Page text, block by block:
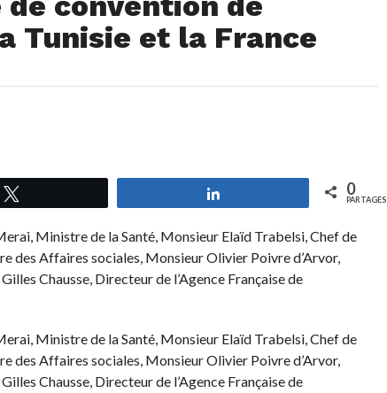
Tunisie et la France
0
PARTAGES
Ministre de la Santé, Monsieur Elaïd Trabelsi, Chef de
des Affaires sociales, Monsieur Olivier Poivre d’Arvor,
Chausse, Directeur de l’Agence Française de
Ministre de la Santé, Monsieur Elaïd Trabelsi, Chef de
des Affaires sociales, Monsieur Olivier Poivre d’Arvor,
Chausse, Directeur de l’Agence Française de